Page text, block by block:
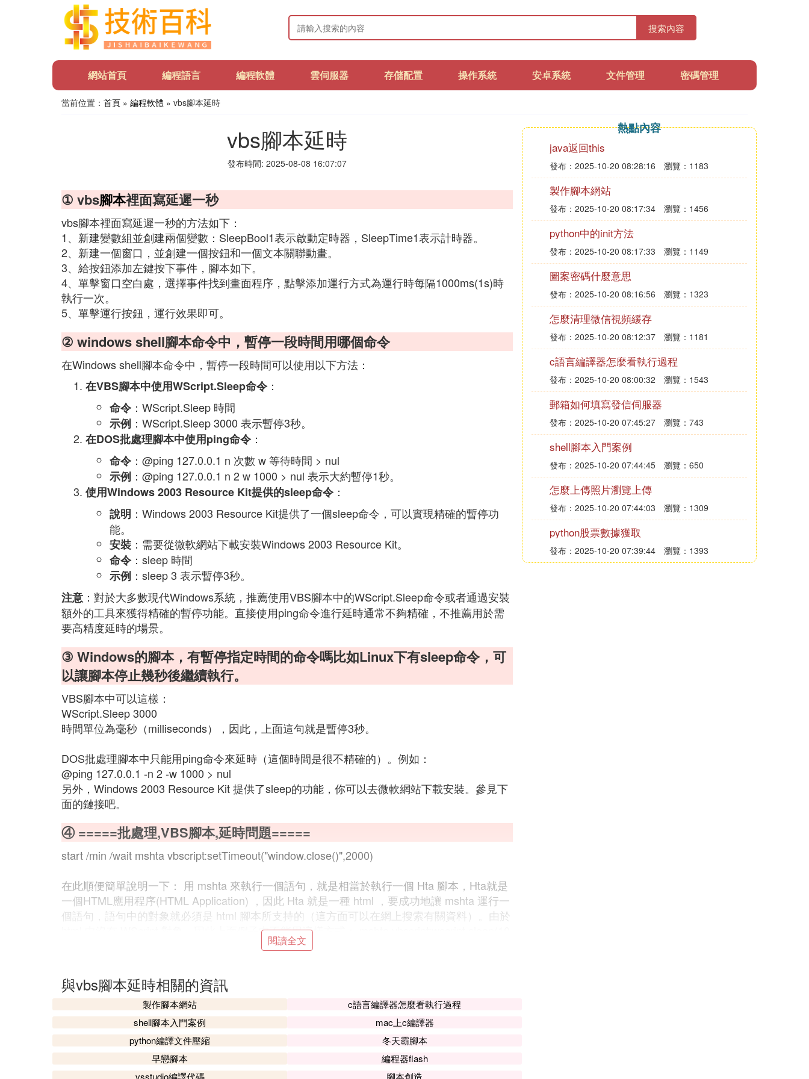
搜索內容
網站首頁 編程語言 編程軟體 雲伺服器 存儲配置 操作系統 安卓系統 文件管理 密碼管理
當前位置： 首頁 » 編程軟體 » vbs腳本延時
vbs腳本延時
發布時間: 2025-08-08 16:07:07
① vbs腳本裡面寫延遲一秒
vbs腳本裡面寫延遲一秒的方法如下：
1、新建變數組並創建兩個變數：SleepBool1表示啟動定時器，SleepTime1表示計時器。
2、新建一個窗口，並創建一個按鈕和一個文本關聯動畫。
3、給按鈕添加左鍵按下事件，腳本如下。
4、單擊窗口空白處，選擇事件找到畫面程序，點擊添加運行方式為運行時每隔1000ms(1s)時
執行一次。
5、單擊運行按鈕，運行效果即可。
② windows shell腳本命令中，暫停一段時間用哪個命令
在Windows shell腳本命令中，暫停一段時間可以使用以下方法：
在VBS腳本中使用WScript.Sleep命令：
命令：WScript.Sleep 時間
示例 ：WScript.Sleep 3000 表示暫停3秒。
在DOS批處理腳本中使用ping命令：
命令：@ping 127.0.0.1 n 次數 w 等待時間 > nul
示例 ：@ping 127.0.0.1 n 2 w 1000 > nul 表示大約暫停1秒。
使用Windows 2003 Resource Kit提供的sleep命令：
說明 ：Windows 2003 Resource Kit提供了一個sleep命令，可以實現精確的暫停功
能。
安裝 ：需要從微軟網站下載安裝Windows 2003 Resource Kit。
命令：sleep 時間
示例 ：sleep 3 表示暫停3秒。
注意 ：對於大多數現代Windows系統，推薦使用VBS腳本中的WScript.Sleep命令或者通過安裝
額外的工具來獲得精確的暫停功能。直接使用ping命令進行延時通常不夠精確，不推薦用於需
要高精度延時的場景。
③ Windows的腳本，有暫停指定時間的命令嗎比如Linux下有sleep命令，可
以讓腳本停止幾秒後繼續執行。
VBS腳本中可以這樣：
WScript.Sleep 3000
時間單位為毫秒（milliseconds），因此，上面這句就是暫停3秒。
DOS批處理腳本中只能用ping命令來延時（這個時間是很不精確的）。例如：
@ping 127.0.0.1 -n 2 -w 1000 > nul
另外，Windows 2003 Resource Kit 提供了sleep的功能，你可以去微軟網站下載安裝。參見下
面的鏈接吧。
④ =====批處理,VBS腳本,延時問題=====
start /min /wait mshta vbscript:setTimeout("window.close()",2000)
在此順便簡單說明一下： 用 mshta 來執行一個語句，就是相當於執行一個 Hta 腳本，Hta就是
一個HTML應用程序(HTML Application) ，因此 Hta 就是一種 html ，要成功地讓 mshta 運行一
個語句，語句中的對象就必須是 html 腳本所支持的（這方面可以在網上搜索有關資料）。由於
html 中沒有 WScript 對象，因此上面例子中不能用這樣方式： mshta vbscript:wscript.sleep(10
00)(window.close) ，但 html 腳本中有 window 對象，而 window 對象中有一個方法是 setTime
辛苦找的，大家一起學習，呵呵~
還有，如果start /wait mshta vbscript:wscript.sleep 2000 能用的話，早就很多人用了，為什麼
我們見到的都是PING呢~就是這樣原因，用不了。。。
產生臨時文件沒有什麼啊，本來電腦就有很多臨時文件的，代碼如下：
閱讀全文
與vbs腳本延時相關的資訊
製作腳本網站
c語言編譯器怎麼看執行過程
shell腳本入門案例
mac上c編譯器
python編譯文件壓縮
冬天霸腳本
早戀腳本
編程器flash
vsstudio編譯代碼
腳本創造
熱點內容
java返回this
發布：2025-10-20 08:28:16 瀏覽：1183
製作腳本網站
發布：2025-10-20 08:17:34 瀏覽：1456
python中的init方法
發布：2025-10-20 08:17:33 瀏覽：1149
圖案密碼什麼意思
發布：2025-10-20 08:16:56 瀏覽：1323
怎麼清理微信視頻緩存
發布：2025-10-20 08:12:37 瀏覽：1181
c語言編譯器怎麼看執行過程
發布：2025-10-20 08:00:32 瀏覽：1543
郵箱如何填寫發信伺服器
發布：2025-10-20 07:45:27 瀏覽：743
shell腳本入門案例
發布：2025-10-20 07:44:45 瀏覽：650
怎麼上傳照片瀏覽上傳
發布：2025-10-20 07:44:03 瀏覽：1309
python股票數據獲取
發布：2025-10-20 07:39:44 瀏覽：1393